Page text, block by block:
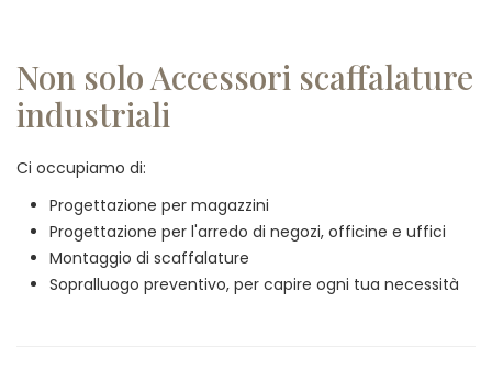
Non solo Accessori scaffalature
industriali
Ci occupiamo di:
Progettazione per magazzini
Progettazione per l'arredo di negozi, officine e uffici
Montaggio di scaffalature
Sopralluogo preventivo, per capire ogni tua necessità